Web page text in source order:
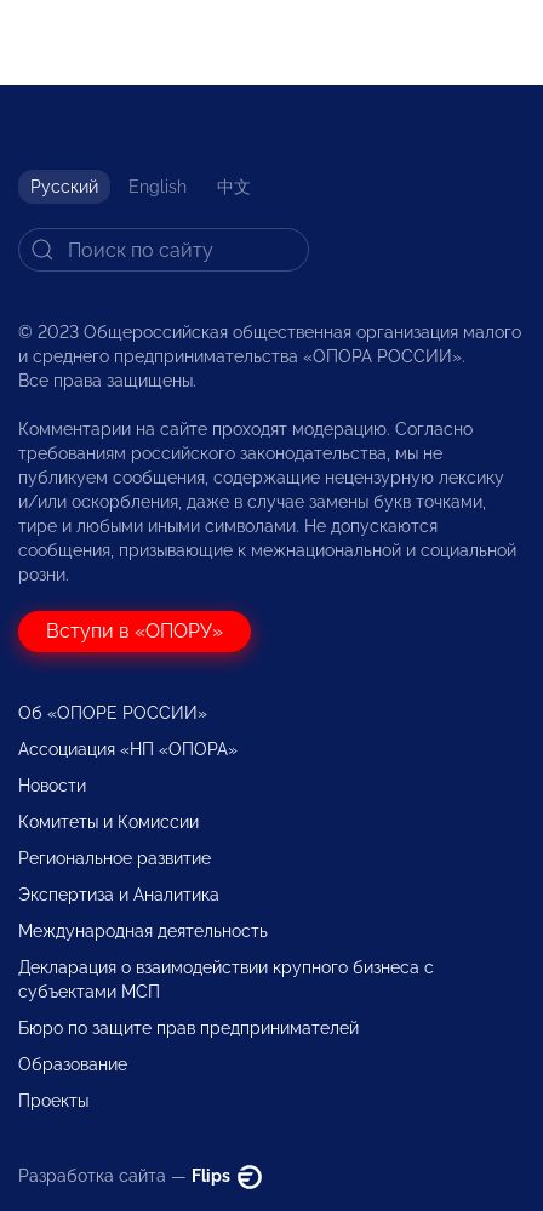
Русский English 中文
© 2023 Общероссийская общественная организация малого
и среднего предпринимательства «ОПОРА РОССИИ».
Все права защищены.
Комментарии на сайте проходят модерацию. Согласно
требованиям российского законодательства, мы не
публикуем сообщения, содержащие нецензурную лексику
и/или оскорбления, даже в случае замены букв точками,
тире и любыми иными символами. Не допускаются
сообщения, призывающие к межнациональной и социальной
розни.
Вступи в «ОПОРУ»
Об «ОПОРЕ РОССИИ»
Ассоциация «НП «ОПОРА»
Новости
Комитеты и Комиссии
Региональное развитие
Экспертиза и Аналитика
Международная деятельность
Декларация о взаимодействии крупного бизнеса с
субъектами МСП
Бюро по защите прав предпринимателей
Образование
Проекты
Разработка сайта — Flips